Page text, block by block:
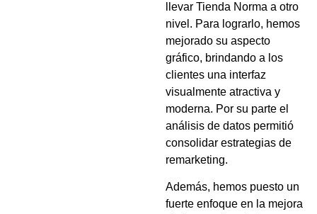
llevar Tienda Norma a otro
nivel. Para lograrlo, hemos
mejorado su aspecto
gráfico, brindando a los
clientes una interfaz
visualmente atractiva y
moderna. Por su parte el
análisis de datos permitió
consolidar estrategias de
remarketing.
Además, hemos puesto un
fuerte enfoque en la mejora